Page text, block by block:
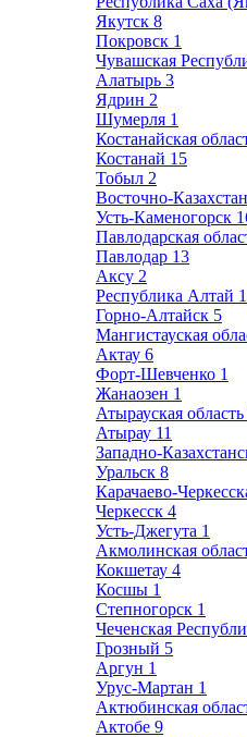
Якутск 8
Покровск 1
Чувашская
Алатырь 3
Ядрин 2
Шумерля 1
Костанайская
Костанай 15
Тобыл 2
Восточно-
Усть-Каменогорск
Павлодарская
Павлодар 13
Аксу 2
Республика Алтай
Горно-Алтайск 5
Мангистауская
Актау 6
Форт-Шевченко 1
Жанаозен 1
Атырауская область
Атырау 11
Западно-
Уральск 8
Карачаево-
Черкесск 4
Усть-Джегута 1
Акмолинская
Кокшетау 4
Косшы 1
Степногорск 1
Чеченская
Грозный 5
Аргун 1
Урус-Мартан 1
Актюбинская
Актобе 9